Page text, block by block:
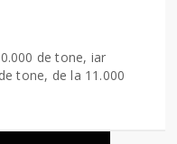
de tone, iar
tone, de la 11.000